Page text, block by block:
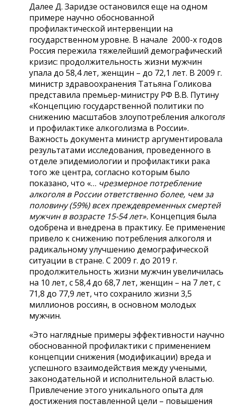
Далее Д. Заридзе остановился еще на одном
примере научно обоснованной
профилактической интервенции на
государственном уровне. В начале 2000-х годов
Россия пережила тяжелейший демографический
кризис: продолжительность жизни мужчин
упала до 58,4 лет, женщин – до 72,1 лет. В 2009 г.
министр здравоохранения Татьяна Голикова
представила премьер-министру РФ В.В. Путину
«Концепцию государственной политики по
снижению масштабов злоупотребления
и профилактике алкоголизма в России».
Важность документа министр аргументировала
результатами исследования, проведенного в
отделе эпидемиологии и профилактики рака
того же центра, согласно которым было
показано, что «… чрезмерное потребление
алкоголя в России ответственно более, чем за
половину (59%) всех преждевременных смертей
мужчин в возрасте 15-54 лет». Концепция была
одобрена и внедрена в практику. Ее
привело к снижению потребления алкоголя и
радикальному улучшению демографической
ситуации в стране. С 2009 г. до 2019 г.
продолжительность жизни мужчин увеличилась
на 10 лет, с 58,4 до 68,7 лет, женщин – на 7 лет, с
71,8 до 77,9 лет, что сохранило жизни 3,5
миллионов россиян, в основном молодых
мужчин.
«Это наглядные примеры эффективности научно
обоснованной профилактики с применением
концепции снижения (модификации) вреда и
успешного взаимодействия между учеными,
законодательной и исполнительной властью.
Привлечение этого уникального опыта для
достижения поставленной цели – повышения